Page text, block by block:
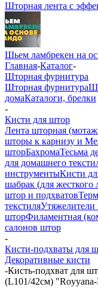
Шторная лента с
Шьем ламбрекен на
Главная-Каталог-
Шторная фурнитура
Шторная фурнитура
домаКаталоги, брелки
-
Кисти для штор
Лента шторная
шторы к карнизу и
шторБахромаТесьма
для домашнего
инструментыКисти
шабрак (для жесткого
штор и подхватов
текстиляУтяжелители
шторФиламентная
салонов штор
-
Кисти-подхваты для
Декоративные кисти
-Кисть-подхват для
(L101/42см)